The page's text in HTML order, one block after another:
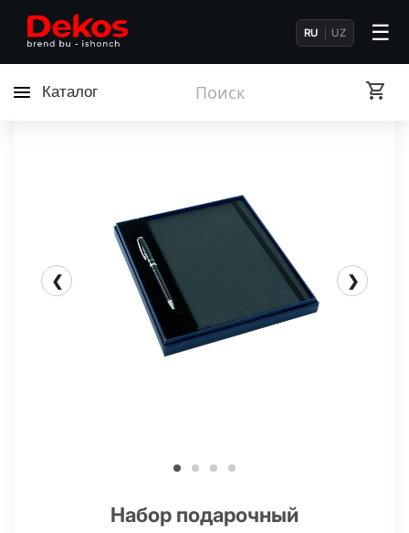
RU UZ ☰
Каталог
❮ ❯
Набор подарочный